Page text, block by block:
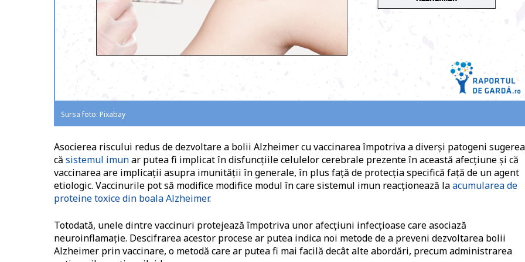
Sursa foto: Pixabay
Asocierea riscului redus de dezvoltare a bolii Alzheimer cu vaccinarea împotriva a diverși patogeni
că sistemul imunar putea fi implicat în disfuncțiile celulelor cerebrale prezente în această afecțiune și că
vaccinarea are implicații asupra imunității în generale, în plus față de protecția specifică față de un agent
etiologic. Vaccinurile pot să modifice modifice modul în care sistemul imun reacționează laacumularea de
proteine toxice din boala Alzheimer.
Totodată, unele dintre vaccinuri protejează împotriva unor afecțiuni infecțioase care asociază
neuroinflamație. Descifrarea acestor procese ar putea indica noi metode de a preveni dezvoltarea bolii
Alzheimer prin vaccinare, o metodă care ar putea fi mai facilă decât alte abordări, precum administrarea